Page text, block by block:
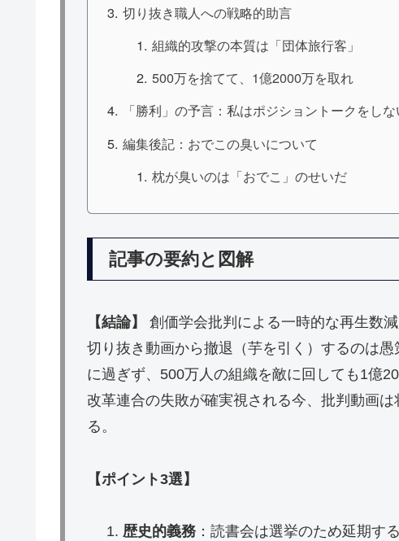
切り抜き職人への戦略的助言
組織的攻撃の本質は「団体旅行客」
500万を捨てて、1億2000万を取れ
「勝利」の予言：私はポジショントークをしな
編集後記：おでこの臭いについて
枕が臭いのは「おでこ」のせいだ
記事の要約と図解
【結論】
創価学会批判による一時的な再生数
切り抜き動画から撤退（芋を引く）するのは
に過ぎず、500万人の組織を敵に回しても1億
改革連合の失敗が確実視される今、批判動画
る。
【ポイント3選】
歴史的義務：読書会は選挙のため延期す